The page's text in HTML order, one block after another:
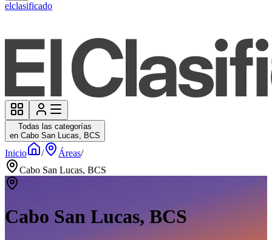
elclasificado
Todas las categorías
en Cabo San Lucas, BCS
Inicio / Áreas/
Cabo San Lucas, BCS
Cabo San Lucas, BCS